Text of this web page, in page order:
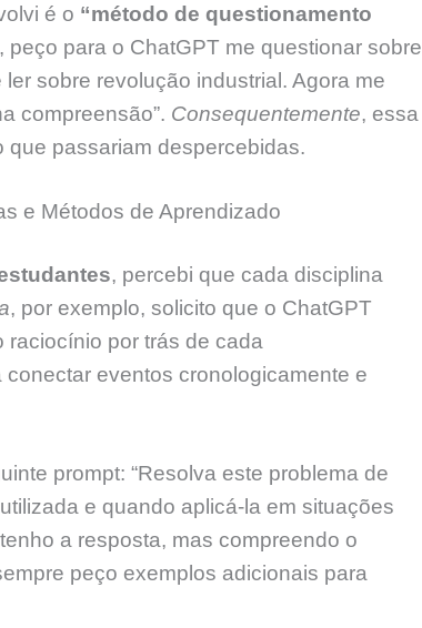
é o “método de questionamento
peço para o ChatGPT me questionar sobre
ler sobre revolução industrial. Agora me
compreensão”. Consequentemente, essa
passariam despercebidas.
e Métodos de Aprendizado
, percebi que cada disciplina
, por exemplo, solicito que o ChatGPT
por trás de cada
conectar eventos cronologicamente e
prompt: “Resolva este problema de
e quando aplicá-la em situações
a resposta, mas compreendo o
peço exemplos adicionais para